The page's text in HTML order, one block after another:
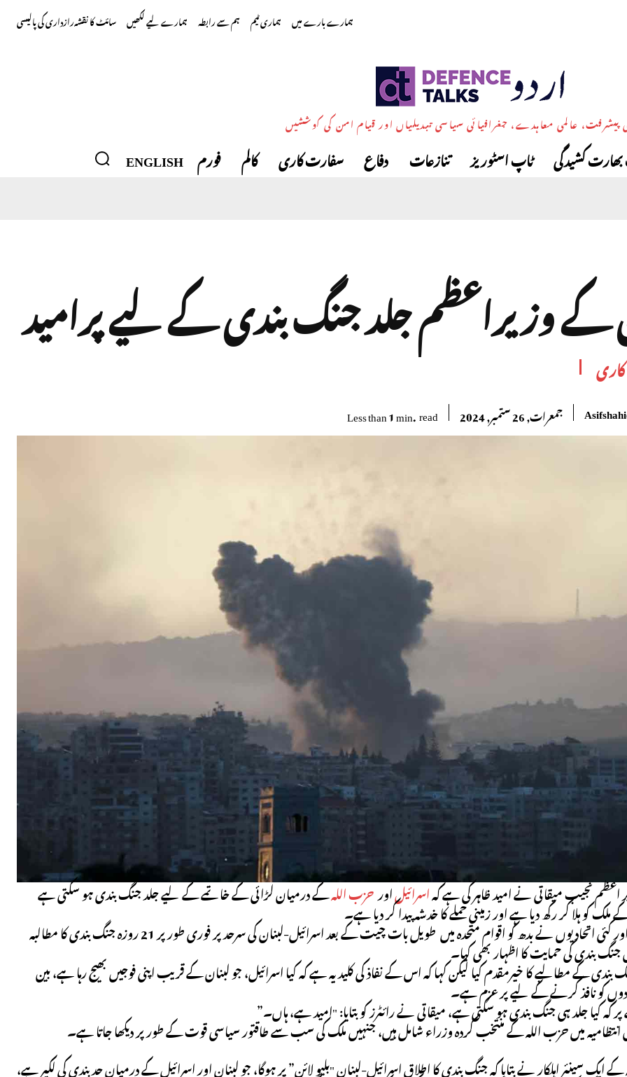
ہمارے بارے میں ہماری ٹیم ہم سے رابطہ ہمارے لیے لکھیں سائٹ کا نقشہرازداری کی پالیسی
عالمی معاہدے، جغرافیائی سیاسی تبدیلیاں اور قیام امن کی کوششیں
کشیدگی ٹاپ اسٹوریز تنازعات دفاع سفارت کاری کالم فورم ENGLISH
کے وزیراعظم جلد جنگ بندی کے لیے پرامید
جمعرات, 26 ستمبر, 2024 Less than 1min.read
اعظم نجیب میقاتی نے امید ظاہر کی ہے کہاسرائیلاورحزب اللہکے درمیان لڑائی کے خاتمے کے لیے جلد جنگ بندی ہو سکتی ہے
کو ہلا کر رکھ دیا ہے اور زمینی حملے کا خدشہ پیدا کر دیا ہے۔
امریکہ، فرانس اور کئی اتحادیوں نے بدھ کو اقوام متحدہ میں طویل بات چیت کے بعد اسرائیل-لبنان کی سرحد پر فوری طور پر 21 روزہ جنگ بندی کا مطالبہ
جنگ بندی کی حمایت کا اظہار بھی کیا۔
کے مطالبے کا خیرمقدم کیا لیکن کہا کہ اس کے نفاذ کی کلید یہ ہے کہ کیا اسرائیل، جو لبنان کے قریب اپنی فوجیں بھیج رہا ہے، بین
کو نافذ کرنے کے لیے پرعزم ہے۔
کہ کیا جلد ہی جنگ بندی ہو سکتی ہے، میقاتی نے رائٹرز کو بتایا: "امید ہے، ہاں۔”
انتظامیہ میں حزب اللہ کے منتخب کردہ وزراء شامل ہیں، جنہیں ملک کی سب سے طاقتور سیاسی قوت کے طور پر دیکھا جاتا ہے۔
کے ایک سینئر اہلکار نے بتایا کہ جنگ بندی کا اطلاق اسرائیل-لبنان "بلیو لائن” پر ہوگا، جو لبنان اور اسرائیل کے درمیان حد بندی کی لکیر ہے،